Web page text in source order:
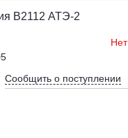
В2112 АТЭ-2
Сообщить о поступлении